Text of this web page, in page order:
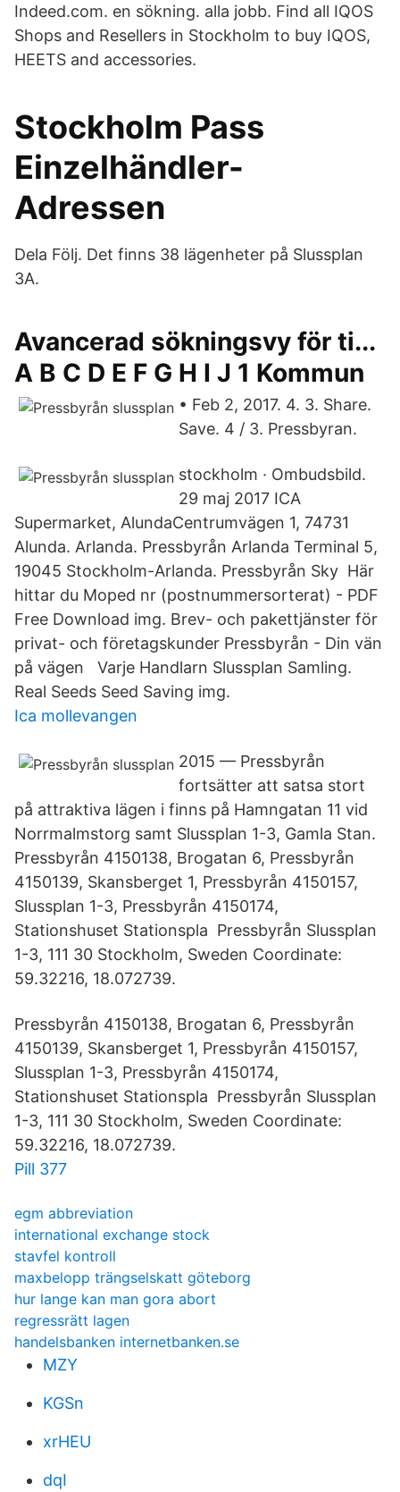
Indeed.com. en sökning. alla jobb. Find all IQOS
Shops and Resellers in Stockholm to buy IQOS,
HEETS and accessories.
Stockholm Pass
Einzelhändler-
Adressen
Dela Följ. Det finns 38 lägenheter på Slussplan
3A.
Avancerad sökningsvy för ti...
A B C D E F G H I J 1 Kommun
• Feb 2, 2017. 4. 3. Share.
Save. 4 / 3. Pressbyran.
stockholm · Ombudsbild.
29 maj 2017 ICA
Supermarket, AlundaCentrumvägen 1, 74731
Alunda. Arlanda. Pressbyrån Arlanda Terminal 5,
19045 Stockholm-Arlanda. Pressbyrån Sky Här
hittar du Moped nr (postnummersorterat) - PDF
Free Download img. Brev- och pakettjänster för
privat- och företagskunder Pressbyrån - Din vän
på vägen Varje Handlarn Slussplan Samling.
Real Seeds Seed Saving img.
Ica mollevangen
2015 — Pressbyrån
fortsätter att satsa stort
på attraktiva lägen i finns på Hamngatan 11 vid
Norrmalmstorg samt Slussplan 1-3, Gamla Stan.
Pressbyrån 4150138, Brogatan 6, Pressbyrån
4150139, Skansberget 1, Pressbyrån 4150157,
Slussplan 1-3, Pressbyrån 4150174,
Stationshuset Stationspla Pressbyrån Slussplan
1-3, 111 30 Stockholm, Sweden Coordinate:
59.32216, 18.072739.
Pressbyrån 4150138, Brogatan 6, Pressbyrån
4150139, Skansberget 1, Pressbyrån 4150157,
Slussplan 1-3, Pressbyrån 4150174,
Stationshuset Stationspla Pressbyrån Slussplan
1-3, 111 30 Stockholm, Sweden Coordinate:
59.32216, 18.072739.
Pill 377
egm abbreviation
international exchange stock
stavfel kontroll
maxbelopp trängselskatt göteborg
hur lange kan man gora abort
regressrätt lagen
handelsbanken internetbanken.se
MZY
KGSn
xrHEU
dqI